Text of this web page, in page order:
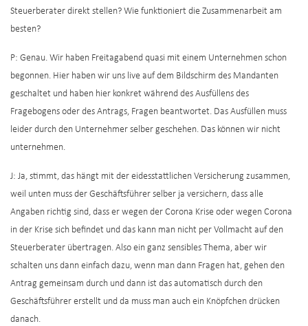
Steuerberater direkt stellen? Wie funktioniert die Zusammenarbeit am
besten?
P: Genau. Wir haben Freitagabend quasi mit einem Unternehmen schon
begonnen. Hier haben wir uns live auf dem Bildschirm des Mandanten
geschaltet und haben hier konkret während des Ausfüllens des
Fragebogens oder des Antrags, Fragen beantwortet. Das Ausfüllen muss
leider durch den Unternehmer selber geschehen. Das können wir nicht
unternehmen.
J: Ja, stimmt, das hängt mit der eidesstattlichen Versicherung zusammen,
weil unten muss der Geschäftsführer selber ja versichern, dass alle
Angaben richtig sind, dass er wegen der Corona Krise oder wegen Corona
in der Krise sich befindet und das kann man nicht per Vollmacht auf den
Steuerberater übertragen. Also ein ganz sensibles Thema, aber wir
schalten uns dann einfach dazu, wenn man dann Fragen hat, gehen den
Antrag gemeinsam durch und dann ist das automatisch durch den
Geschäftsführer erstellt und da muss man auch ein Knöpfchen drücken
danach.